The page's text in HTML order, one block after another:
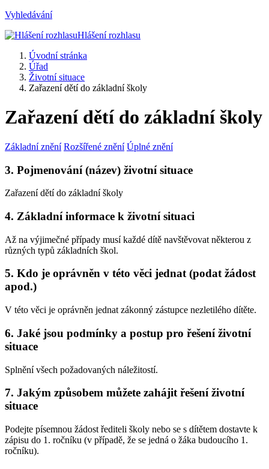
Vyhledávání
Hlášení rozhlasu
Úvodní stránka
Úřad
Životní situace
Zařazení dětí do základní školy
Zařazení dětí do základní školy
Základní znění Rozšířené znění Úplné znění
3. Pojmenování (název) životní situace
Zařazení dětí do základní školy
4. Základní informace k životní situaci
Až na výjimečné případy musí každé dítě navštěvovat některou z
různých typů základních škol.
5. Kdo je oprávněn v této věci jednat (podat žádost
apod.)
V této věci je oprávněn jednat zákonný zástupce nezletilého dítěte.
6. Jaké jsou podmínky a postup pro řešení životní
situace
Splnění všech požadovaných náležitostí.
7. Jakým způsobem můžete zahájit řešení životní
situace
Podejte písemnou žádost řediteli školy nebo se s dítětem dostavte k
zápisu do 1. ročníku (v případě, že se jedná o žáka budoucího 1.
ročníku).